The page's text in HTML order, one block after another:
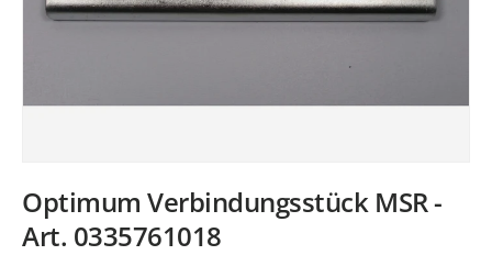
Optimum Verbindungsstück MSR -
Art. 0335761018